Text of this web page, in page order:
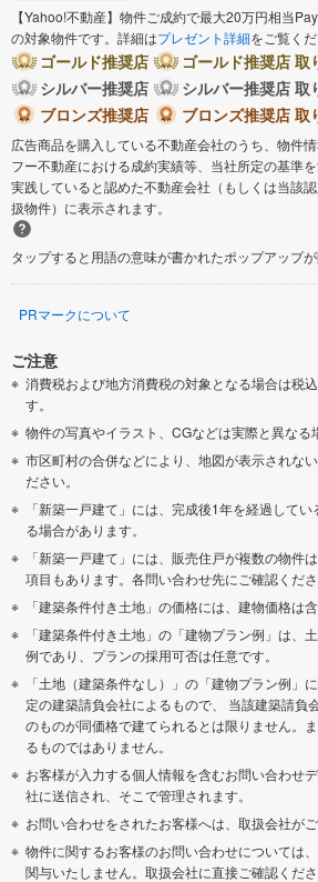
【Yahoo!不動産】物件ご成約で最大20万円相当
の対象物件です。詳細はプレゼント詳細をご覧くだ
ゴールド推奨店
ゴールド推奨店 取
シルバー推奨店
シルバー推奨店 取
ブロンズ推奨店
ブロンズ推奨店 取
広告商品を購入している不動産会社のうち、物件
フー不動産における成約実績等、当社所定の基準
実践していると認めた不動産会社（もしくは当該
扱物件）に表示されます。
タップすると用語の意味が書かれたポップアップが
PRマークについて
ご注意
消費税および地方消費税の対象となる場合は税
す。
物件の写真やイラスト、CGなどは実際と異なる
市区町村の合併などにより、地図が表示されな
ださい。
「新築一戸建て」には、完成後1年を経過して
る場合があります。
「新築一戸建て」には、販売住戸が複数の物件
項目もあります。各問い合わせ先にご確認くださ
「建築条件付き土地」の価格には、建物価格は含
「建築条件付き土地」の「建物プラン例」は、
例であり、プランの採用可否は任意です。
「土地（建築条件なし）」の「建物プラン例」
定の建築請負会社によるもので、 当該建築請負
のものが同価格で建てられるとは限りません。
るものではありません。
お客様が入力する個人情報を含むお問い合わせ
社に送信され、そこで管理されます。
お問い合わせをされたお客様へは、取扱会社がご
物件に関するお客様のお問い合わせについては
関与いたしません。取扱会社に直接ご確認くださ